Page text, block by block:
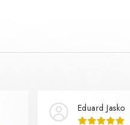
Eduard Jasko